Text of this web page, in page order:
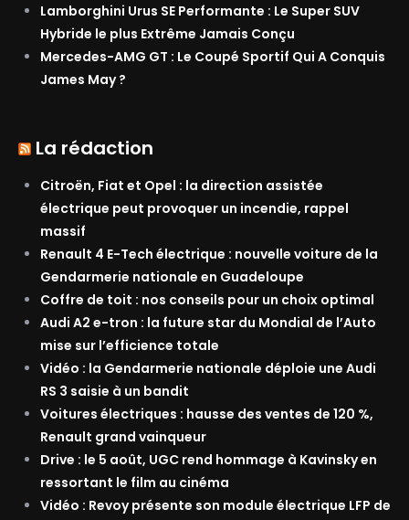
Lamborghini Urus SE Performante : Le Super SUV
Hybride le plus Extrême Jamais Conçu
Mercedes-AMG GT : Le Coupé Sportif Qui A Conquis
James May ?
La rédaction
Citroën, Fiat et Opel : la direction assistée
électrique peut provoquer un incendie, rappel
massif
Renault 4 E-Tech électrique : nouvelle voiture de la
Gendarmerie nationale en Guadeloupe
Coffre de toit : nos conseils pour un choix optimal
Audi A2 e-tron : la future star du Mondial de l’Auto
mise sur l’efficience totale
Vidéo : la Gendarmerie nationale déploie une Audi
RS 3 saisie à un bandit
Voitures électriques : hausse des ventes de 120 %,
Renault grand vainqueur
Drive : le 5 août, UGC rend hommage à Kavinsky en
ressortant le film au cinéma
Vidéo : Revoy présente son module électrique LFP de